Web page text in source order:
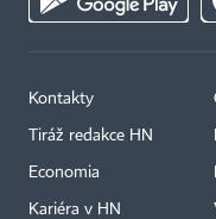
Kontakty
Tiráž redakce HN
Economia
Kariéra v HN